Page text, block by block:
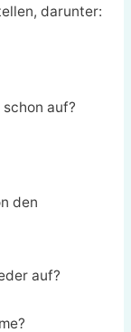
darunter:
auf?
den
auf?